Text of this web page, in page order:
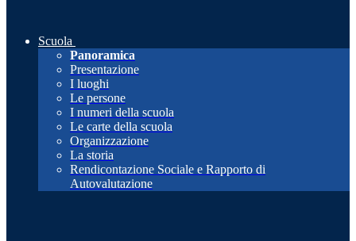
Scuola
Panoramica
Presentazione
I luoghi
Le persone
I numeri della scuola
Le carte della scuola
Organizzazione
La storia
Rendicontazione Sociale e Rapporto di
Autovalutazione